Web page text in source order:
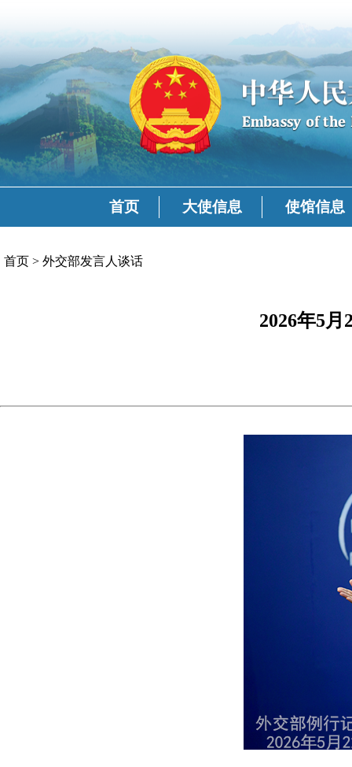
首页 大使信息 使馆信息
首页 > 外交部发言人谈话
2026年5